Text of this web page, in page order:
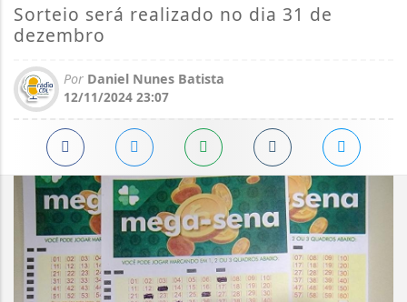
Sorteio será realizado no dia 31 de
dezembro
Por Daniel Nunes Batista
12/11/2024 23:07